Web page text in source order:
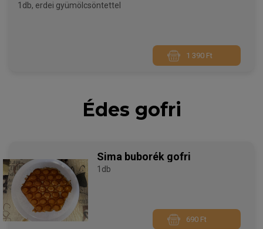
1db, erdei gyümölcsöntettel
1 390 Ft
Édes gofri
Sima buborék gofri
1db
690 Ft